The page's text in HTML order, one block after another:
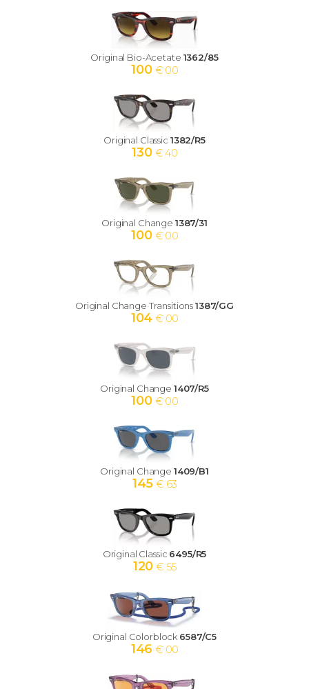
Original Bio-Acetate 1362/85
100 € 00
Original Classic 1382/R5
130 € 40
Original Change 1387/31
100 € 00
Original Change Transitions1387/GG
104 € 00
Original Change 1407/R5
100 € 00
Original Change 1409/B1
145 € 63
Original Classic 6495/R5
120 € 55
Original Colorblock 6587/C5
146 € 00